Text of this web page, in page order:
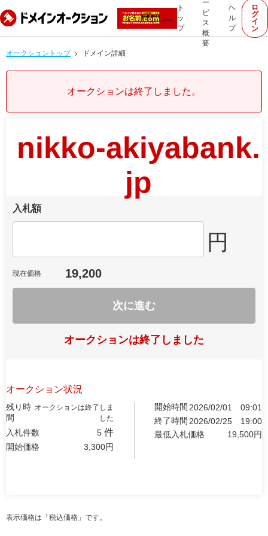
ト
ッ
プ
ー
ビ
ス
概
要
ヘ
ル
プ
ロ
グ
イ
ン
オークショントップ ドメイン詳細
オークションは終了しました。
nikko-akiyabank.
jp
入札額
円
現在価格 19,200
次に進む
オークションは終了しました
オークション状況
残り時
間
オークションは終了しま
した
入札件数 5 件
開始価格 3,300円
開始時間 2026/02/01
09:01
終了時間 2026/02/25
19:00
最低入札価格
19,500円
表示価格は「税込価格」です。